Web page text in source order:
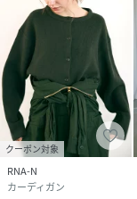
クーポン対象
RNA-N
カーディガン